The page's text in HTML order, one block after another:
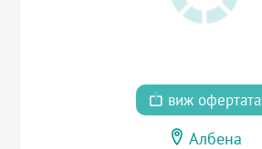
виж офертата
Албена